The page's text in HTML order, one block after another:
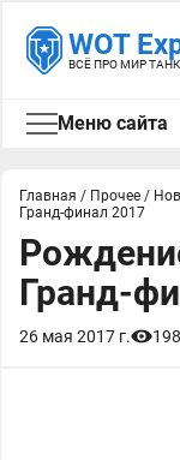
WOT
ВСЁ ПРО МИР
Меню сайта
Главная / Прочее /
Гранд-финал 2017
Гранд-
26 мая 2017 г.